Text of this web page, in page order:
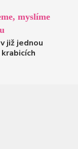
myslíme
již jednou